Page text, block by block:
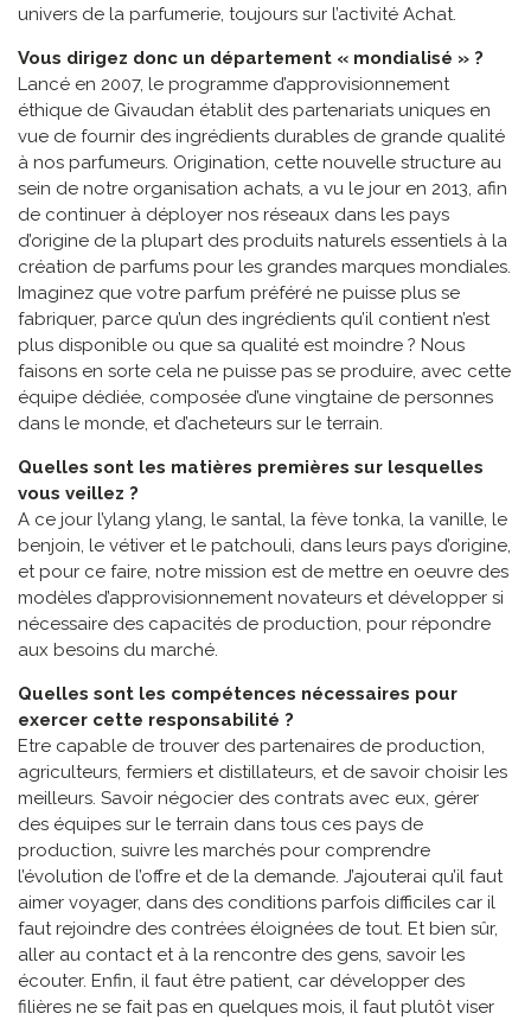
univers de la parfumerie, toujours sur l’activité Achat.
Vous dirigez donc un département « mondialisé » ?
Lancé en 2007, le programme d’approvisionnement
éthique de Givaudan établit des partenariats uniques en
vue de fournir des ingrédients durables de grande qualité
à nos parfumeurs. Origination, cette nouvelle structure au
sein de notre organisation achats, a vu le jour en 2013, afin
de continuer à déployer nos réseaux dans les pays
d’origine de la plupart des produits naturels essentiels à la
création de parfums pour les grandes marques mondiales.
Imaginez que votre parfum préféré ne puisse plus se
fabriquer, parce qu’un des ingrédients qu’il contient n’est
plus disponible ou que sa qualité est moindre ? Nous
faisons en sorte cela ne puisse pas se produire, avec cette
équipe dédiée, composée d’une vingtaine de personnes
dans le monde, et d’acheteurs sur le terrain.
Quelles sont les matières premières sur lesquelles
vous veillez ?
A ce jour l’ylang ylang, le santal, la fève tonka, la vanille, le
benjoin, le vétiver et le patchouli, dans leurs pays d’origine,
et pour ce faire, notre mission est de mettre en oeuvre des
modèles d’approvisionnement novateurs et développer si
nécessaire des capacités de production, pour répondre
aux besoins du marché.
Quelles sont les compétences nécessaires pour
exercer cette responsabilité ?
Etre capable de trouver des partenaires de production,
agriculteurs, fermiers et distillateurs, et de savoir choisir les
meilleurs. Savoir négocier des contrats avec eux, gérer
des équipes sur le terrain dans tous ces pays de
production, suivre les marchés pour comprendre
l’évolution de l’offre et de la demande. J’ajouterai qu’il faut
aimer voyager, dans des conditions parfois difficiles car il
faut rejoindre des contrées éloignées de tout. Et bien sûr,
aller au contact et à la rencontre des gens, savoir les
écouter. Enfin, il faut être patient, car développer des
filières ne se fait pas en quelques mois, il faut plutôt viser